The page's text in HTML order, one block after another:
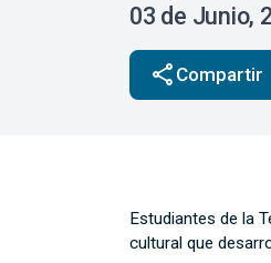
03 de Junio,
share Compartir
Estudiantes de la
cultural que